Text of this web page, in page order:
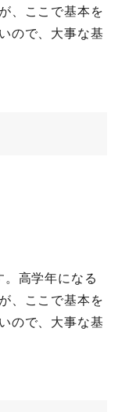
、ここで基本を
ので、大事な基
。高学年になる
、ここで基本を
ので、大事な基